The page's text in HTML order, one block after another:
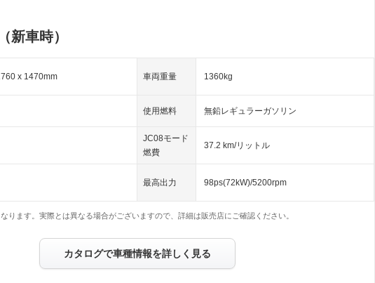
新車時）
x 1470mm 車両重量 1360kg
使用燃料 無鉛レギュラーガソリン
JC08モード
燃費
37.2 km/リットル
最高出力 98ps(72kW)/5200rpm
ります。実際とは異なる場合がございますので、詳細は販売店にご確認ください。
カタログで車種情報を詳しく見る